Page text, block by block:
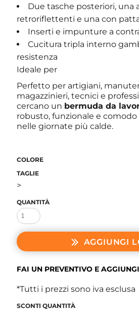
Due tasche posteriori, una
retroriflettenti e una con
Inserti e impunture a
Cucitura tripla interno
resistenza
Ideale per
Perfetto per artigiani,
magazzinieri, tecnici e
cercano un bermuda da
robusto, funzionale e comodo
nelle giornate più calde.
COLORE
TAGLIE
>
QUANTITÀ
AGGIUNGI
FAI UN PREVENTIVO E
*Tutti i prezzi sono iva esclusa
SCONTI QUANTITÀ